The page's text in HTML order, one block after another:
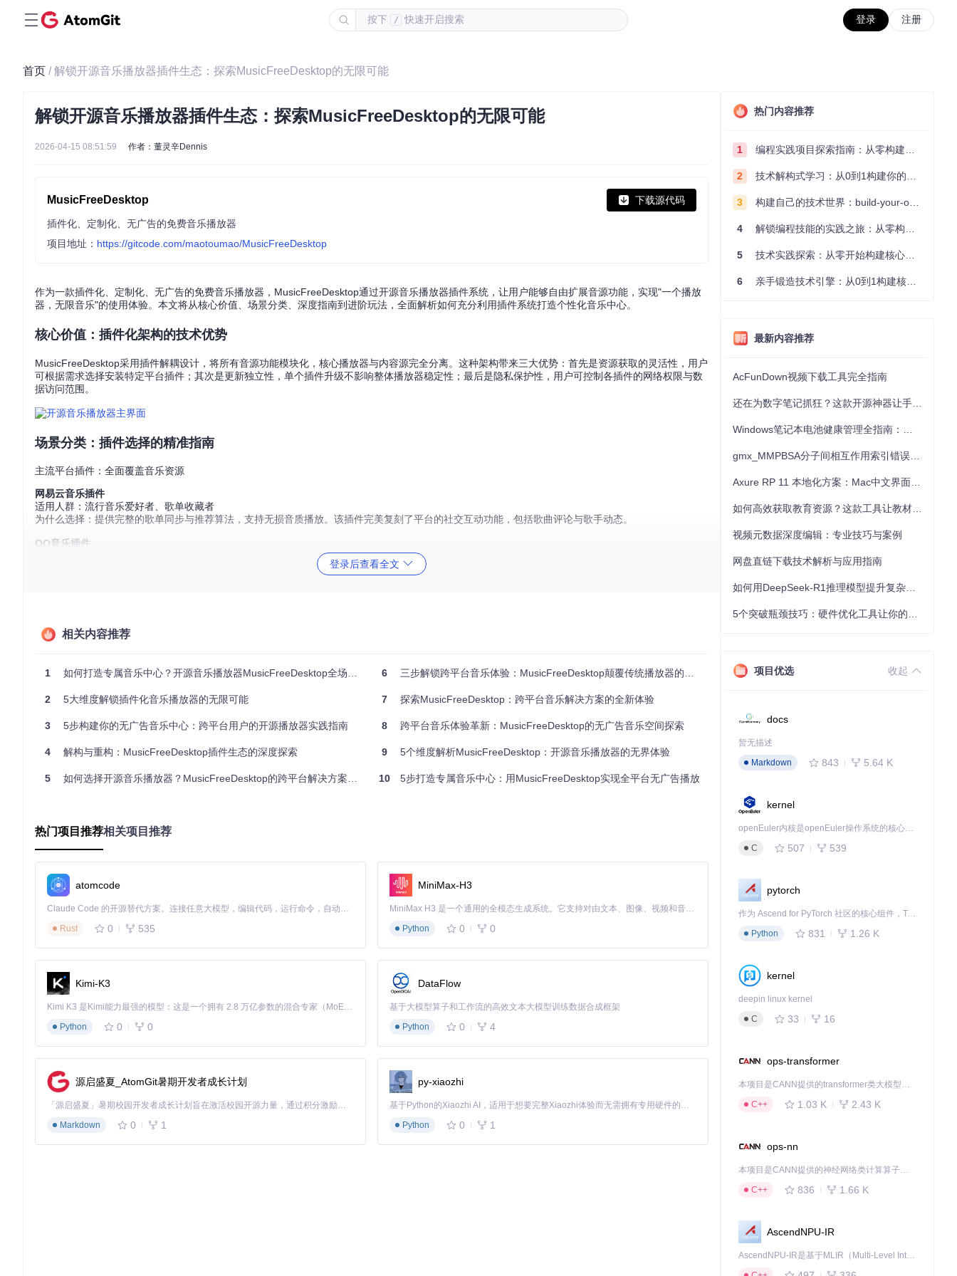
按下 / 快速开启搜索 登录 注册
首页 / 解锁开源音乐播放器插件生态：探索MusicFreeDesktop的无限可能
解锁开源音乐播放器插件生态：探索MusicFreeDesktop的无限可能
2026-04-15 08:51:59 作者：董灵辛Dennis
MusicFreeDesktop 下载源代码
插件化、定制化、无广告的免费音乐播放器
项目地址： https://gitcode.com/maotoumao/MusicFreeDesktop
作为一款插件化、定制化、无广告的免费音乐播放器，MusicFreeDesktop通过开源音乐播放器插件系统，让用户能够自由扩展音源功能，实现"一个播放
器，无限音乐"的使用体验。本文将从核心价值、场景分类、深度指南到进阶玩法，全面解析如何充分利用插件系统打造个性化音乐中心。
核心价值：插件化架构的技术优势
MusicFreeDesktop采用插件解耦设计，将所有音源功能模块化，核心播放器与内容源完全分离。这种架构带来三大优势：首先是资源获取的灵活性，用户
可根据需求选择安装特定平台插件；其次是更新独立性，单个插件升级不影响整体播放器稳定性；最后是隐私保护性，用户可控制各插件的网络权限与数
据访问范围。
场景分类：插件选择的精准指南
主流平台插件：全面覆盖音乐资源
网易云音乐插件
适用人群：流行音乐爱好者、歌单收藏者
为什么选择：提供完整的歌单同步与推荐算法，支持无损音质播放。该插件完美复刻了平台的社交互动功能，包括歌曲评论与歌手动态。
QQ音乐插件
为什么选择：覆盖海量正版曲库，特别是华语流行音乐与独家发行内容，支持高清MV播放功能。
特色场景插件：满足个性化需求
适用人群：音乐收藏爱好者、本地文件管理用户
适用人群：背景音乐需求者、音乐探索者
个性化工具插件：打造专属体验
自定义主题插件
适用人群：视觉体验追求者、夜间模式用户
为什么选择：提供丰富的皮肤与色彩方案，支持自定义界面布局，满足不同使用场景的视觉需求。
音质增强插件
适用人群：音频发烧友、高保真设备用户
为什么选择：提供均衡器与音效调节，支持无损音频输出，针对不同耳机型号优化音质表现。
深度指南：插件系统的高效应用
音质设置与优化
在播放器底部控制栏，点击"音质"按钮可展开设置面板，根据网络状况选择合适的音质等级。对于本地音乐，建议开启"音频增强"选项以提升播放效果；在
线播放时可启用"智能音质切换"，自动根据网络速度调整码率。
登录后查看全文
相关内容推荐
1 如何打造专属音乐中心？开源音乐播放器MusicFreeDesktop全场景应用指南
2 5大维度解锁插件化音乐播放器的无限可能
3 5步构建你的无广告音乐中心：跨平台用户的开源播放器实践指南
4 解构与重构：MusicFreeDesktop插件生态的深度探索
5 如何选择开源音乐播放器？MusicFreeDesktop的跨平台解决方案与插件化优势解析
6 三步解锁跨平台音乐体验：MusicFreeDesktop颠覆传统播放器的秘密
7 探索MusicFreeDesktop：跨平台音乐解决方案的全新体验
8 跨平台音乐体验革新：MusicFreeDesktop的无广告音乐空间探索
9 5个维度解析MusicFreeDesktop：开源音乐播放器的无界体验
10 5步打造专属音乐中心：用MusicFreeDesktop实现全平台无广告播放
热门项目推荐相关项目推荐
atomcode
Claude Code 的开源替代方案。连接任意大模型，编辑代码，运行命令，自动验证 — 全自动执行。用 Rust 构建，极致性能。 ｜ An open-source alternative to Claude Code. Connect any LLM, edit code, run commands, and verify changes — autonomously. Built in Rust for speed. Get Started
Rust
0 535
MiniMax-H3
MiniMax H3 是一个通用的全模态生成系统。它支持对由文本、图像、视频和音频组成的多模态上下文进行统一理解，并能生成分辨率高达 2K、时长可达 15 秒的带原生立体声音频的视频。得益于面向任务泛化的系统设计，H3 在预训练阶段就已具备广泛的多模态上下文理解与生成能力，能够出色地执行复杂的多模态指令。
Python
0 0
Kimi-K3
Kimi K3 是Kimi能力最强的模型：这是一个拥有 2.8 万亿参数的混合专家（MoE）模型，具备原生视觉理解能力，并支持 100 万 token 的上下文窗口。
Python
0 0
DataFlow
基于大模型算子和工作流的高效文本大模型训练数据合成框架
Python
0 4
源启盛夏_AtomGit暑期开发者成长计划
「源启盛夏」暑期校园开发者成长计划旨在激活校园开源力量，通过积分激励、认证扶持、资源倾斜等形式，引导高校组织和开发者完成「入驻 — 建项目 — 做贡献 — 获认证 — 得资源」的完整闭环。无论你是想带领社团入驻平台的组织者，还是希望用代码贡献证明自己的开发者，都能在这里找到属于你的成长路径。
Markdown
0 1
py-xiaozhi
基于Python的Xiaozhi AI，适用于想要完整Xiaozhi体验而无需拥有专用硬件的用户。
Python
0 1
热门内容推荐
1 编程实践项目探索指南：从零构建技术能力体系
2 技术解构式学习：从0到1构建你的编程知识体系
3 构建自己的技术世界：build-your-own-x项目的实践探索指南
4 解锁编程技能的实践之旅：从零构建你的技术世界
5 技术实践探索：从零开始构建核心系统的实践指南
6 亲手锻造技术引擎：从0到1构建核心系统的实践指南
最新内容推荐
AcFunDown视频下载工具完全指南
视频元数据深度编辑：专业技巧与案例
网盘直链下载技术解析与应用指南
项目优选 收起
docs
暂无描述
Markdown
843 5.64 K
kernel
openEuler内核是openEuler操作系统的核心，既是系统性能与稳定性的基石，也是连接处理器、设备与服务的桥梁。
C
507 539
pytorch
作为 Ascend for PyTorch 社区的核心组件，TorchNPU 是昇腾专为 PyTorch 打造的深度学习适配插件，使 PyTorch 框架能够直接调用昇腾 NPU，为开发者提供昇腾 AI 处理器的超强算力。
Python
831 1.26 K
kernel
deepin linux kernel
C
33 16
ops-transformer
本项目是CANN提供的transformer类大模型算子库，实现网络在NPU上加速计算。
C++
1.03 K 2.43 K
ops-nn
本项目是CANN提供的神经网络类计算算子库，实现网络在NPU上加速计算。
C++
836 1.66 K
AscendNPU-IR
AscendNPU-IR是基于MLIR（Multi-Level Intermediate Representation）构建的，面向昇腾亲和算子编译时使用的中间表示，提供昇腾完备表达能力，通过编译优化提升昇腾AI处理器计算效率，支持通过生态框架使能昇腾AI处理器与深度调优